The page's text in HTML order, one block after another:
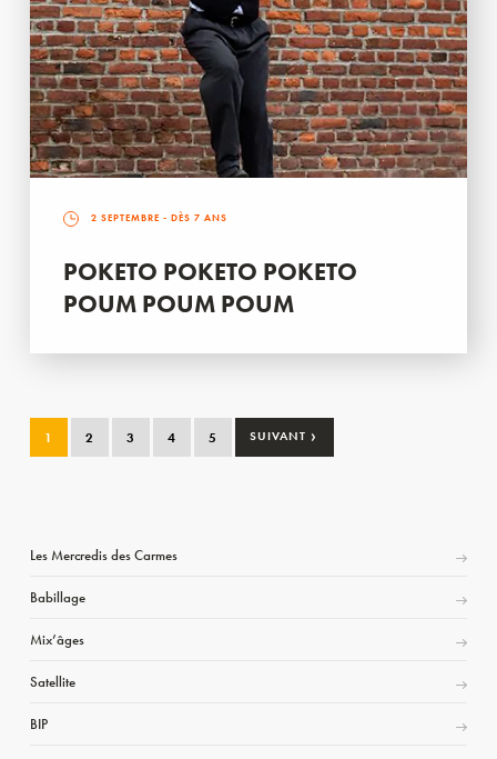
2 SEPTEMBRE - DÈS 7 ANS
POKETO POKETO POKETO
POUM POUM POUM
1 2 3 4 5 SUIVANT ›
Les Mercredis des Carmes
Babillage
Mix’âges
Satellite
BIP